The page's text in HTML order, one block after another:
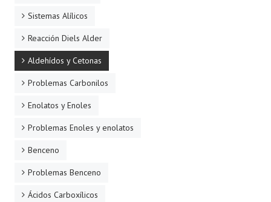
Sistemas Alílicos
Reacción Diels Alder
Aldehídos y Cetonas
Problemas Carbonilos
Enolatos y Enoles
Problemas Enoles y enolatos
Benceno
Problemas Benceno
Ácidos Carboxílicos